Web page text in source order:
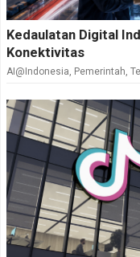
Kedaulatan Digital
Konektivitas
AI@Indonesia, Pemerintah,